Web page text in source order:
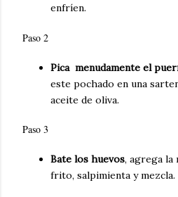
enfríen.
Paso 2
Pica menudamente el
este pochado en una
aceite de oliva.
Paso 3
Bate los huevos, agrega la
frito, salpimienta y mezcla.